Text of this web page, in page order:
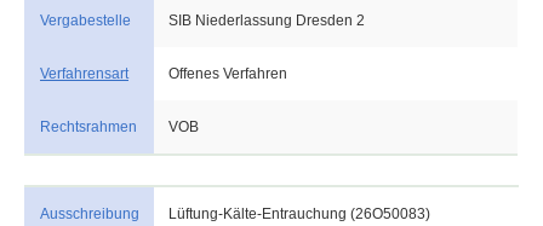
Vergabestelle SIB Niederlassung Dresden 2
Verfahrensart Offenes Verfahren
Rechtsrahmen VOB
Ausschreibung Lüftung-Kälte-Entrauchung (26O50083)